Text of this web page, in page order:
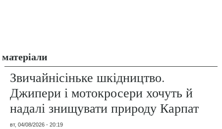
матеріали
Звичайнісіньке шкідництво.
Джипери і мотокросери хочуть й
надалі знищувати природу Карпат
вт, 04/08/2026 - 20:19